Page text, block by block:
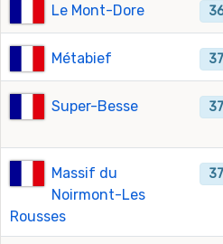
Le Mont-Dore
Métabief
Super-Besse
Massif du
Noirmont-Les
Rousses